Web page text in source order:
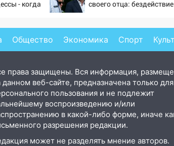
- когда
своего отца: бездействие
Общество Экономика Спорт
права защищены. Вся информация,
данном веб-сайте, предназначена только для
пользования и не подлежит
воспроизведению и/или
в какой-либо форме, иначе
разрешения редакции.
может не разделять мнение авторов.